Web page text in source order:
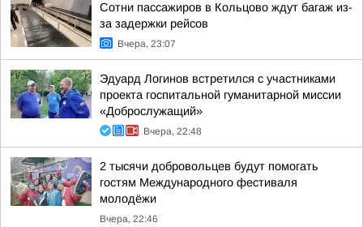
Сотни пассажиров в Кольцово ждут багаж из-
за задержки рейсов
Вчера, 23:07
Эдуард Логинов встретился с участниками
проекта госпитальной гуманитарной миссии
«Доброслужащий»
Вчера, 22:48
2 тысячи добровольцев будут помогать
гостям Международного фестиваля
молодёжи
Вчера, 22:46